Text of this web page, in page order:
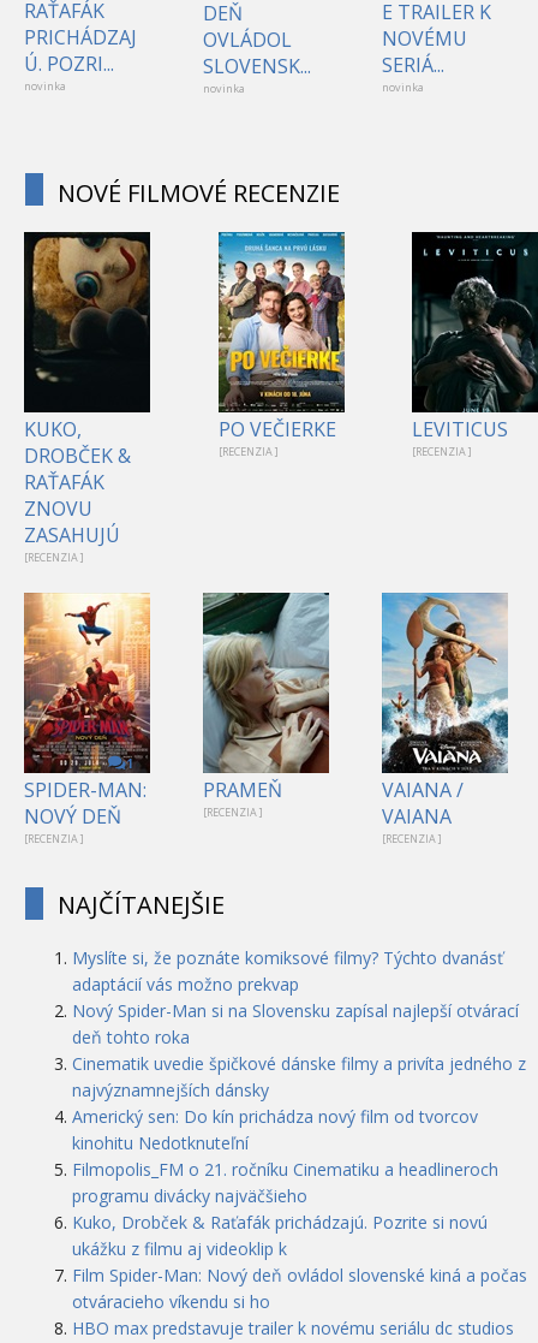
RAŤAFÁK
PRICHÁDZAJ
Ú. POZRI...
novinka
DEŇ
OVLÁDOL
SLOVENSK...
novinka
E TRAILER K
NOVÉMU
SERIÁ...
novinka
NOVÉ FILMOVÉ RECENZIE
KUKO,
DROBČEK &
RAŤAFÁK
ZNOVU
ZASAHUJÚ
[RECENZIA ]
PO VEČIERKE
[RECENZIA ]
LEVITICUS
[RECENZIA ]
1
SPIDER-MAN:
NOVÝ DEŇ
[RECENZIA ]
PRAMEŇ
[RECENZIA ]
VAIANA /
VAIANA
[RECENZIA ]
NAJČÍTANEJŠIE
Myslíte si, že poznáte komiksové filmy? Týchto dvanásť
adaptácií vás možno prekvap
Nový Spider-Man si na Slovensku zapísal najlepší otvárací
deň tohto roka
Cinematik uvedie špičkové dánske filmy a privíta jedného z
najvýznamnejších dánsky
Americký sen: Do kín prichádza nový film od tvorcov
kinohitu Nedotknuteľní
Filmopolis_FM o 21. ročníku Cinematiku a headlineroch
programu divácky najväčšieho
Kuko, Drobček & Raťafák prichádzajú. Pozrite si novú
ukážku z filmu aj videoklip k
Film Spider-Man: Nový deň ovládol slovenské kiná a počas
otváracieho víkendu si ho
HBO max predstavuje trailer k novému seriálu dc studios